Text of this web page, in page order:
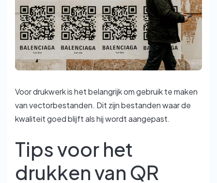
Voor drukwerk is het belangrijk om gebruik te maken
van vectorbestanden. Dit zijn bestanden waar de
kwaliteit goed blijft als hij wordt aangepast.
Tips voor het
drukken van QR